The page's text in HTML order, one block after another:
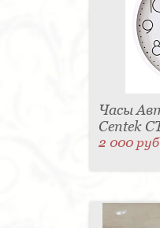
Часы
Centek
2 000